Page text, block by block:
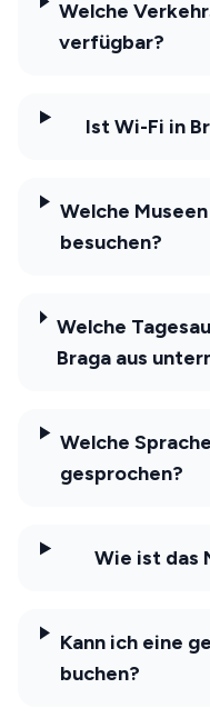
Welche
verfügbar?
Ist Wi-Fi in
Welche
besuchen?
Welche
Braga aus
Welche
gesprochen?
Wie ist das
Kann ich eine
buchen?